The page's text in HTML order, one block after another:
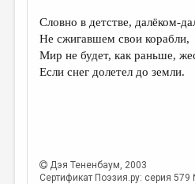
ПЕРЕВОДЫ
КОНКУРСЫ
СТРАНИЦЫ ПАМЯТИ
Словно в детстве, далёком-
Не сжигавшем свои корабли,
Мир не будет, как раньше,
Если снег долетел до земли.
Дэя Тененбаум, 2003
Сертификат Поэзия.ру: серия